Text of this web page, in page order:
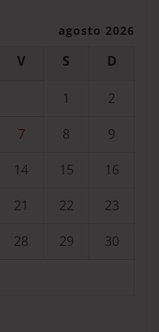
agosto 2026
V S D
1
2
7 8
9
14 15
16
21 22
23
28 29
30